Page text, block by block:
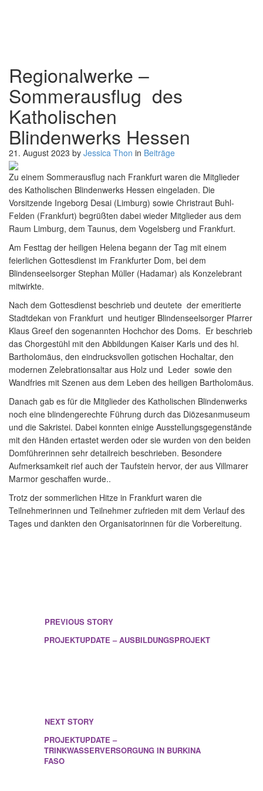
Regionalwerke –
Sommerausflug des
Katholischen
Blindenwerks Hessen
21. August 2023 by Jessica Thon in Beiträge
Katholischen Blindenwerks Hessen
Zu einem Sommerausflug nach Frankfurt waren die Mitglieder
des Katholischen Blindenwerks Hessen eingeladen. Die
Vorsitzende Ingeborg Desai (Limburg) sowie Christraut Buhl-
Felden (Frankfurt) begrüßten dabei wieder Mitglieder aus dem
Raum Limburg, dem Taunus, dem Vogelsberg und Frankfurt.
Am Festtag der heiligen Helena begann der Tag mit einem
feierlichen Gottesdienst im Frankfurter Dom, bei dem
Blindenseelsorger Stephan Müller (Hadamar) als Konzelebrant
mitwirkte.
Nach dem Gottesdienst beschrieb und deutete der emeritierte
Stadtdekan von Frankfurt und heutiger Blindenseelsorger Pfarrer
Klaus Greef den sogenannten Hochchor des Doms. Er beschrieb
das Chorgestühl mit den Abbildungen Kaiser Karls und des hl.
Bartholomäus, den eindrucksvollen gotischen Hochaltar, den
modernen Zelebrationsaltar aus Holz und Leder sowie den
Wandfries mit Szenen aus dem Leben des heiligen Bartholomäus.
Danach gab es für die Mitglieder des Katholischen Blindenwerks
noch eine blindengerechte Führung durch das Diözesanmuseum
und die Sakristei. Dabei konnten einige Ausstellungsgegenstände
mit den Händen ertastet werden oder sie wurden von den beiden
Domführerinnen sehr detailreich beschrieben. Besondere
Aufmerksamkeit rief auch der Taufstein hervor, der aus Villmarer
Marmor geschaffen wurde..
Trotz der sommerlichen Hitze in Frankfurt waren die
Teilnehmerinnen und Teilnehmer zufrieden mit dem Verlauf des
Tages und dankten den Organisatorinnen für die Vorbereitung.
PREVIOUS STORY
PROJEKTUPDATE – AUSBILDUNGSPROJEKT
NEXT STORY
PROJEKTUPDATE –
TRINKWASSERVERSORGUNG IN BURKINA
FASO